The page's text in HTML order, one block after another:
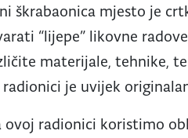
škrabaonica mjesto je
“lijepe” likovne
materijale, tehnike,
radionici je uvijek
ovoj radionici koristimo